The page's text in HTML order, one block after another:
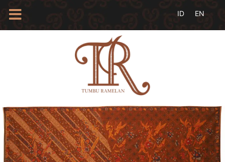
PROFIL
INSAN
BATIK
KAMUS
BATIK